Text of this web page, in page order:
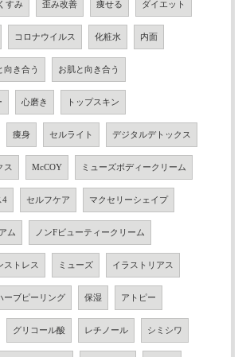
くすみ 歪み改善 痩せる ダイエット
コロナウイルス 化粧水 内面
向き合う お肌と向き合う
心磨き トップスキン
痩身 セルライト デジタルデトックス
ス McCOY ミューズボディークリーム
4 セルフケア マクセリーシェイプ
ム ノンFビューティークリーム
ストレス ミューズ イラストリアス
ーブピーリング 保湿 アトピー
グリコール酸 レチノール シミシワ